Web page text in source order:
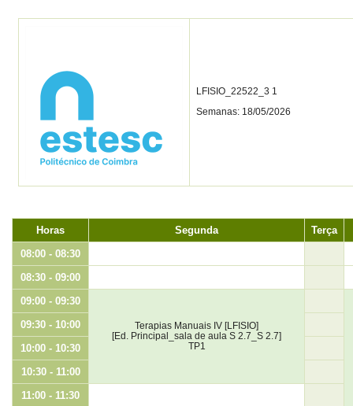
LFISIO_22522_3 1
Semanas: 18/05/2026
Horas Segunda
Terça
08:00 - 08:30
08:30 - 09:00
09:00 - 09:30
Terapias Manuais IV [LFISIO]
[Ed. Principal_sala de aula S 2.7_S 2.7]
TP1
09:30 - 10:00
10:00 - 10:30
10:30 - 11:00
11:00 - 11:30